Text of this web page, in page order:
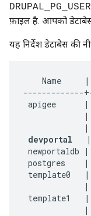
DRUPAL_PG_USER
फ़ाइल है. आपको डेटाबेस
यह निर्देश डेटाबेस की
Name
-------------
apigee      |
|
|
devportal   |
newportaldb
postgres    |
template0
|
template1
|